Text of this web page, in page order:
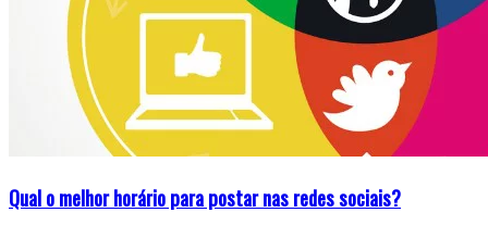
Qual o melhor horário para postar nas redes sociais?